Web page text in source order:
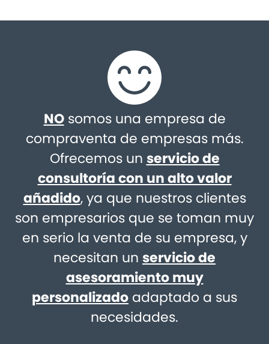
NOsomos una empresa de
compraventa de empresas más.
Ofrecemos un servicio de
consultoría con un alto valor
añadido, ya que nuestros clientes
son empresarios que se toman muy
en serio la venta de su empresa, y
necesitan un servicio de
asesoramiento muy
personalizado adaptado a sus
necesidades.